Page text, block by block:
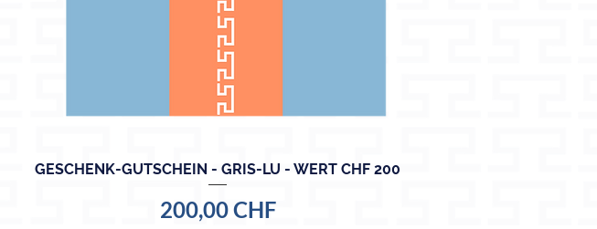
Schnellansicht
GESCHENK-GUTSCHEIN - GRIS-LU - WERT CHF 200
Preis
200,00 CHF